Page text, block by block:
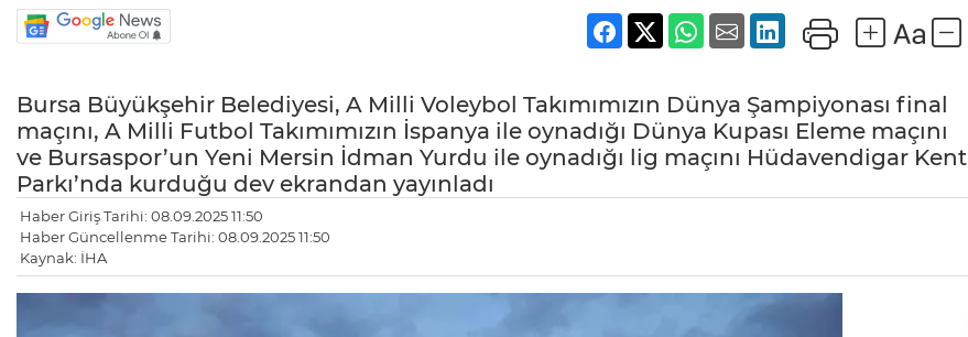
Bursa Büyükşehir Belediyesi, A Milli Voleybol Takımımızın Dünya Şampiyonası final
maçını, A Milli Futbol Takımımızın İspanya ile oynadığı Dünya Kupası Eleme maçını
ve Bursaspor’un Yeni Mersin İdman Yurdu ile oynadığı lig maçını Hüdavendigar Kent
Parkı’nda kurduğu dev ekrandan yayınladı
Haber Giriş Tarihi: 08.09.2025 11:50
Haber Güncellenme Tarihi: 08.09.2025 11:50
Kaynak: İHA